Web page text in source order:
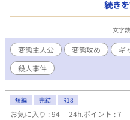
ゃあ、なんで山へ行った？え
えっ、いやいや理由は言えな
ら！！えっ一応部屋を調べさ
は大量の玩具が眠ってるんだ
な感じの話。ギャグ。
続き
文字
変態主人公 変態攻め ギ
殺人事件
短編 完結 R18
お気に入り : 94 24h.ポイント : 7